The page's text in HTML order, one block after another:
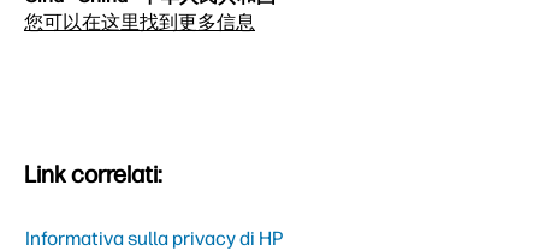
您可以在这里找到更多信息
Link correlati:
Informativa sulla privacy di HP